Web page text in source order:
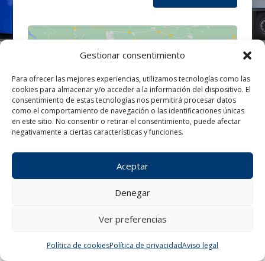
Gestionar consentimiento
Para ofrecer las mejores experiencias, utilizamos tecnologías como las
cookies para almacenar y/o acceder a la información del dispositivo. El
consentimiento de estas tecnologías nos permitirá procesar datos
como el comportamiento de navegación o las identificaciones únicas
en este sitio. No consentir o retirar el consentimiento, puede afectar
negativamente a ciertas características y funciones.
Aceptar
Denegar
Ver preferencias
Política de cookiesPolítica de privacidadAviso legal
Haz clic para aceptar cookies de
marketing y permitir este contenido
¿Tienes alguna consulta?